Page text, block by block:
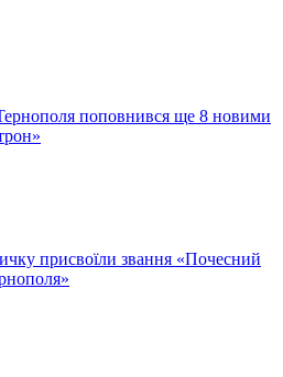
поповнився ще 8 новими
присвоїли звання «Почесний